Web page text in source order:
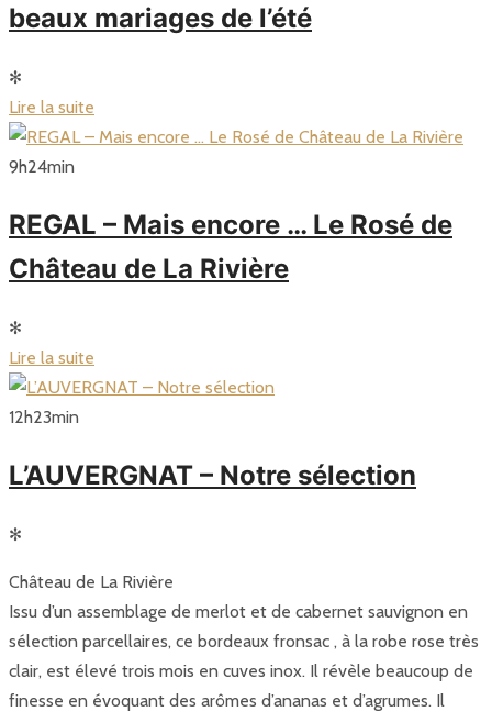
beaux mariages de l’été
✻
Lire la suite
9h24min
REGAL – Mais encore … Le Rosé de
Château de La Rivière
✻
Lire la suite
12h23min
L’AUVERGNAT – Notre sélection
✻
Château de La Rivière
Issu d’un assemblage de merlot et de cabernet sauvignon en
sélection parcellaires, ce bordeaux fronsac , à la robe rose très
clair, est élevé trois mois en cuves inox. Il révèle beaucoup de
finesse en évoquant des arômes d’ananas et d’agrumes. Il